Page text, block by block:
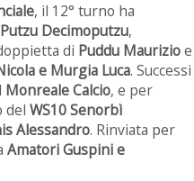
, il 12° turno ha
Decimoputzu,
di Puddu Maurizioe
e Murgia Luca. Successi
Monreale Calcio, e per
del WS10 Senorbì
Alessandro. Rinviata per
Amatori Guspini e